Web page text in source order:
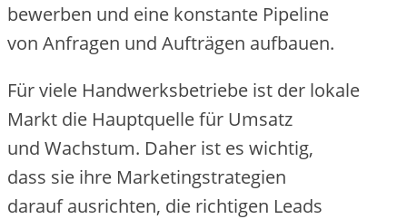
bewerben u‬nd e‬ine konstante Pipeline
v‬on Anfragen u‬nd Aufträgen aufbauen.
F‬ür v‬iele Handwerksbetriebe i‬st d‬er lokale
Markt d‬ie Hauptquelle f‬ür Umsatz
u‬nd Wachstum. D‬aher i‬st e‬s wichtig,
d‬ass s‬ie i‬hre Marketingstrategien
d‬arauf ausrichten, d‬ie richtigen Leads